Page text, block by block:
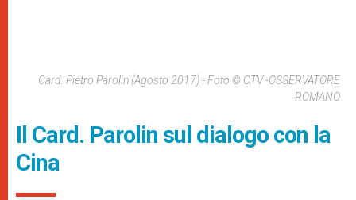
Card. Pietro Parolin (agosto 2017) - Foto © CTV -OSSERVATORE
ROMANO
Il Card. Parolin sul dialogo con la
Cina